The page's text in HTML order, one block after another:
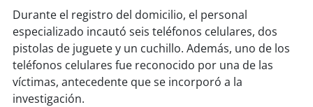
soy chillán
soysancarlos
soytalcahuano
Durante el registro del domicilio, el personal
especializado incautó seis teléfonos celulares, dos
pistolas de juguete y un cuchillo. Además, uno de los
teléfonos celulares fue reconocido por una de las
víctimas, antecedente que se incorporó a la
investigación.